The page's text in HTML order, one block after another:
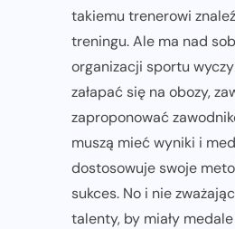
takiemu trenerowi
treningu. Ale ma nad
organizacji sportu
załapać się na obozy,
zaproponować
muszą mieć wyniki i
dostosowuje swoje
sukces. No i nie
talenty, by miały